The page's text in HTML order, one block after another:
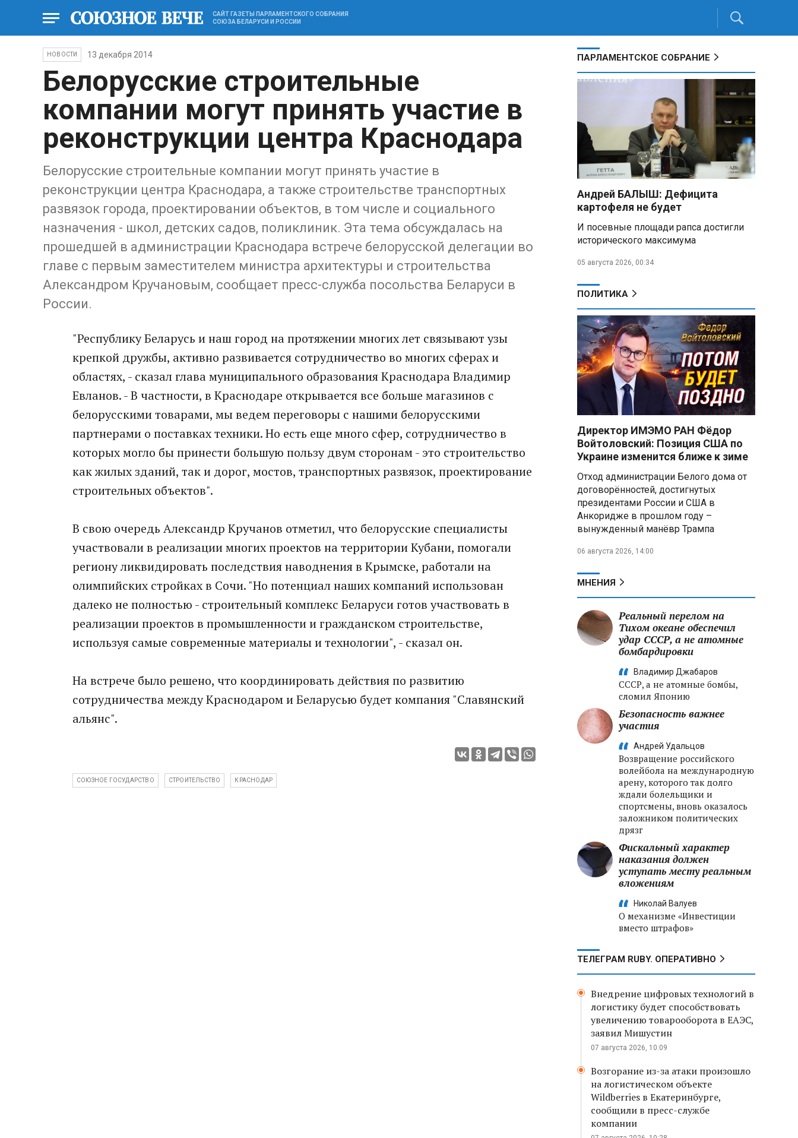
САЙТ ГАЗЕТЫ ПАРЛАМЕНТСКОГО СОБРАНИЯ
СОЮЗА БЕЛАРУСИ И РОССИИ
НОВОСТИ 13 декабря 2014
Белорусские строительные
компании могут принять участие в
реконструкции центра Краснодара
Белорусские строительные компании могут принять участие в
реконструкции центра Краснодара, а также строительстве транспортных
развязок города, проектировании объектов, в том числе и социального
назначения - школ, детских садов, поликлиник. Эта тема обсуждалась на
прошедшей в администрации Краснодара встрече белорусской делегации во
главе с первым заместителем министра архитектуры и строительства
Александром Кручановым, сообщает пресс-служба посольства Беларуси в
России.
"Республику Беларусь и наш город на протяжении многих лет связывают узы
крепкой дружбы, активно развивается сотрудничество во многих сферах и
областях, - сказал глава муниципального образования Краснодара Владимир
Евланов. - В частности, в Краснодаре открывается все больше магазинов с
белорусскими товарами, мы ведем переговоры с нашими белорусскими
партнерами о поставках техники. Но есть еще много сфер, сотрудничество в
которых могло бы принести большую пользу двум сторонам - это строительство
как жилых зданий, так и дорог, мостов, транспортных развязок, проектирование
строительных объектов".
В свою очередь Александр Кручанов отметил, что белорусские специалисты
участвовали в реализации многих проектов на территории Кубани, помогали
региону ликвидировать последствия наводнения в Крымске, работали на
олимпийских стройках в Сочи. "Но потенциал наших компаний использован
далеко не полностью - строительный комплекс Беларуси готов участвовать в
реализации проектов в промышленности и гражданском строительстве,
используя самые современные материалы и технологии", - сказал он.
На встрече было решено, что координировать действия по развитию
сотрудничества между Краснодаром и Беларусью будет компания "Славянский
альянс".
СОЮЗНОЕ ГОСУДАРСТВО СТРОИТЕЛЬСТВО КРАСНОДАР
ПАРЛАМЕНТСКОЕ СОБРАНИЕ
Андрей БАЛЫШ: Дефицита
картофеля не будет
И посевные площади рапса достигли
исторического максимума
05 августа 2026, 00:34
ПОЛИТИКА
Директор ИМЭМО РАН Фёдор
Войтоловский: Позиция США по
Украине изменится ближе к зиме
Отход администрации Белого дома от
договорённостей, достигнутых
президентами России и США в
Анкоридже в прошлом году –
вынужденный манёвр Трампа
06 августа 2026, 14:00
МНЕНИЯ
Реальный перелом на
Тихом океане обеспечил
удар СССР, а не атомные
бомбардировки
Владимир Джабаров
СССР, а не атомные бомбы,
сломил Японию
Безопасность важнее
участия
Андрей Удальцов
Возвращение российского
волейбола на международную
арену, которого так долго
ждали болельщики и
спортсмены, вновь оказалось
заложником политических
дрязг
Фискальный характер
наказания должен
уступать месту реальным
вложениям
Николай Валуев
О механизме «Инвестиции
вместо штрафов»
ТЕЛЕГРАМ RUBY. ОПЕРАТИВНО
Внедрение цифровых технологий в
логистику будет способствовать
увеличению товарооборота в ЕАЭС,
заявил Мишустин
07 августа 2026, 10:09
Возгорание из-за атаки произошло
на логистическом объекте
Wildberries в Екатеринбурге,
сообщили в пресс-службе
компании